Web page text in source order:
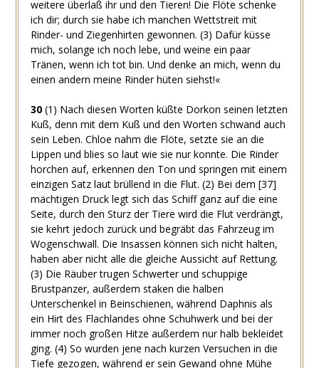
weitere überlaß ihr und den Tieren! Die Flöte schenke
ich dir; durch sie habe ich manchen Wettstreit mit
Rinder- und Ziegenhirten gewonnen. (3) Dafür küsse
mich, solange ich noch lebe, und weine ein paar
Tränen, wenn ich tot bin. Und denke an mich, wenn du
einen andern meine Rinder hüten siehst!«
30 (1) Nach diesen Worten küßte Dorkon seinen letzten
Kuß, denn mit dem Kuß und den Worten schwand auch
sein Leben. Chloe nahm die Flöte, setzte sie an die
Lippen und blies so laut wie sie nur konnte. Die Rinder
horchen auf, erkennen den Ton und springen mit einem
einzigen Satz laut brüllend in die Flut. (2) Bei dem [37]
mächtigen Druck legt sich das Schiff ganz auf die eine
Seite, durch den Sturz der Tiere wird die Flut verdrängt,
sie kehrt jedoch zurück und begräbt das Fahrzeug im
Wogenschwall. Die Insassen können sich nicht halten,
haben aber nicht alle die gleiche Aussicht auf Rettung.
(3) Die Räuber trugen Schwerter und schuppige
Brustpanzer, außerdem staken die halben
Unterschenkel in Beinschienen, während Daphnis als
ein Hirt des Flachlandes ohne Schuhwerk und bei der
immer noch großen Hitze außerdem nur halb bekleidet
ging. (4) So wurden jene nach kurzen Versuchen in die
Tiefe gezogen, während er sein Gewand ohne Mühe